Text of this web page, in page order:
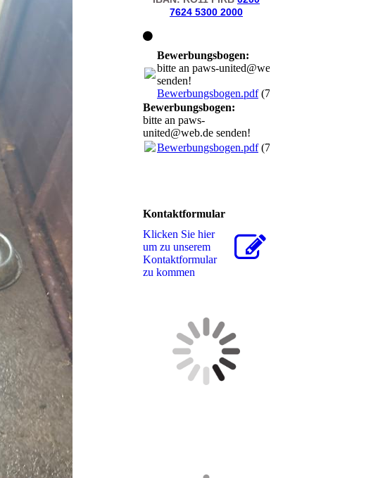
7624 5300 2000
Bewerbungsbogen:
bitte an paws-united@web.de
senden!
Bewerbungsbogen.pdf(70.86KB)
Bewerbungsbogen:
bitte an paws-
united@web.de senden!
Bewerbungsbogen.pdf(70.86KB)
Kontaktformular
Klicken Sie hier
um zu unserem
Kon­takt­for­mu­lar
zu kommen